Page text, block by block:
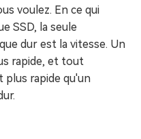
voulez. En ce qui
SSD, la seule
dur est la vitesse. Un
rapide, et tout
plus rapide qu'un